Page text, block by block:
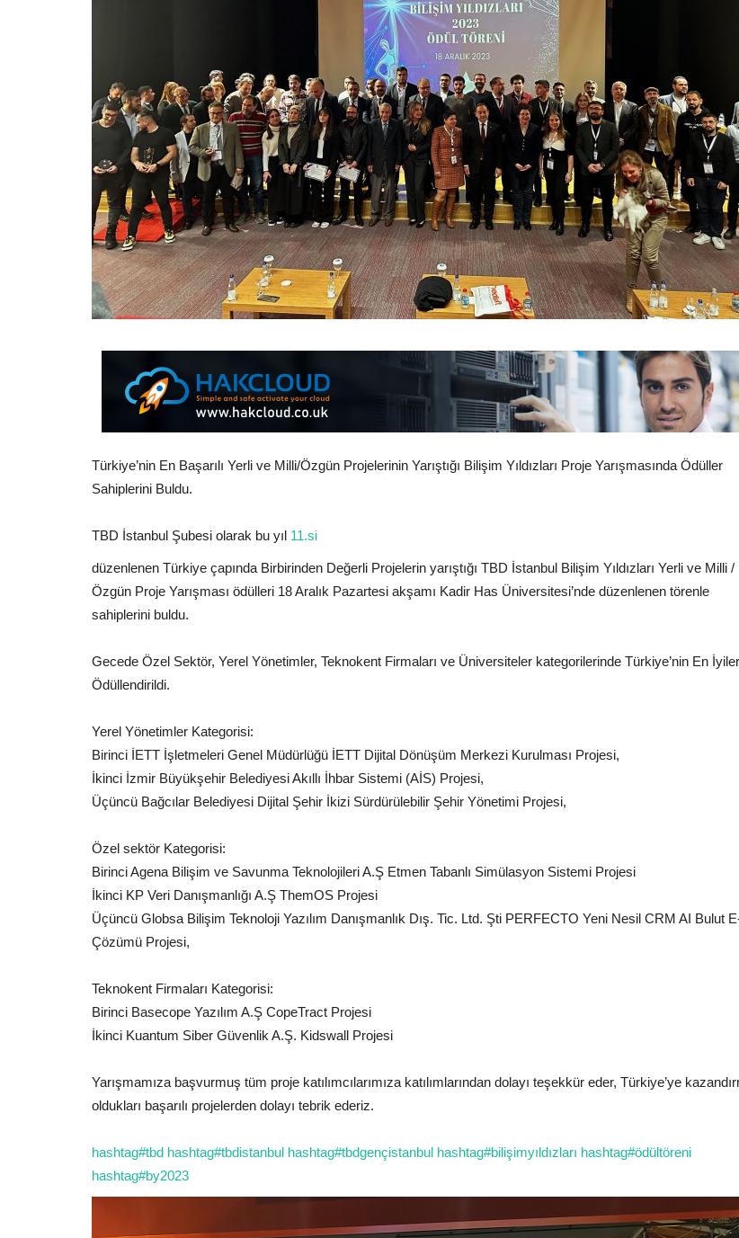
Türkiye’nin En Başarılı Yerli ve Milli/Özgün Projelerinin Yarıştığı Bilişim Yıldızları Proje Yarışmasında Ödüller
Sahiplerini Buldu.
TBD İstanbul Şubesi olarak bu yıl 11.si
düzenlenen Türkiye çapında Birbirinden Değerli Projelerin yarıştığı TBD İstanbul Bilişim Yıldızları Yerli ve Milli /
Özgün Proje Yarışması ödülleri 18 Aralık Pazartesi akşamı Kadir Has Üniversitesi’nde düzenlenen törenle
sahiplerini buldu.
Gecede Özel Sektör, Yerel Yönetimler, Teknokent Firmaları ve Üniversiteler kategorilerinde Türkiye’nin En
Ödüllendirildi.
Yerel Yönetimler Kategorisi:
Birinci İETT İşletmeleri Genel Müdürlüğü İETT Dijital Dönüşüm Merkezi Kurulması Projesi,
İkinci İzmir Büyükşehir Belediyesi Akıllı İhbar Sistemi (AİS) Projesi,
Üçüncü Bağcılar Belediyesi Dijital Şehir İkizi Sürdürülebilir Şehir Yönetimi Projesi,
Özel sektör Kategorisi:
Birinci Agena Bilişim ve Savunma Teknolojileri A.Ş Etmen Tabanlı Simülasyon Sistemi Projesi
İkinci KP Veri Danışmanlığı A.Ş ThemOS Projesi
Üçüncü Globsa Bilişim Teknoloji Yazılım Danışmanlık Dış. Tic. Ltd. Şti PERFECTO Yeni Nesil CRM AI Bulut
Çözümü Projesi,
Teknokent Firmaları Kategorisi:
Birinci Basecope Yazılım A.Ş CopeTract Projesi
İkinci Kuantum Siber Güvenlik A.Ş. Kidswall Projesi
Yarışmamıza başvurmuş tüm proje katılımcılarımıza katılımlarından dolayı teşekkür eder, Türkiye’ye
oldukları başarılı projelerden dolayı tebrik ederiz.
hashtag#tbd hashtag#tbdistanbul hashtag#tbdgençistanbul hashtag#bilişimyıldızları hashtag#ödültöreni
hashtag#by2023